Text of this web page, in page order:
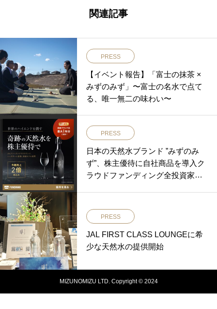
関連記事
PRESS
【イベント報告】「富士の抹茶 ×
みずのみず」〜富士の名水で点て
る、唯一無二の味わい〜
PRESS
日本の天然水ブランド ”みずのみ
ず”、株主優待に自社商品を導入ク
ラウドファンディング全投資家へ
PRESS
JAL FIRST CLASS LOUNGEに希
少な天然水の提供開始
MIZUNOMIZU LTD. Copyright © 2024